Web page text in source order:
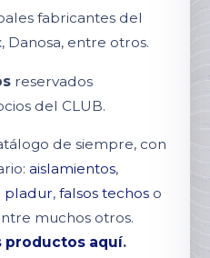
fabricantes del
Danosa, entre otros.
reservados
del CLUB.
de siempre, con
aislamientos,
pladur,falsos techos o
muchos otros.
productos aquí.